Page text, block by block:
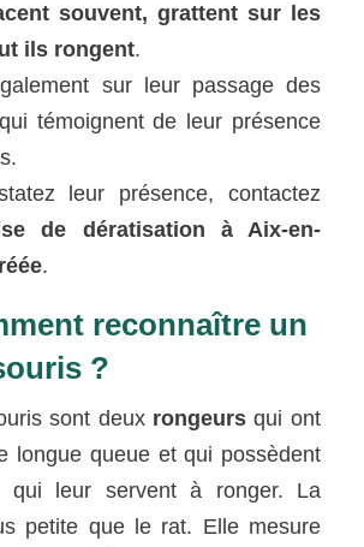
souvent, grattent sur les
ils rongent.
sur leur passage des
qui témoignent de leur présence
leur présence, contactez
de dératisation à Aix-en-
.
reconnaître un
?
sont deux rongeurs qui ont
longue queue et qui possèdent
qui leur servent à ronger. La
petite que le rat. Elle mesure